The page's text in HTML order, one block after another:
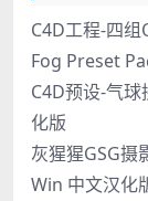
C4D工程-四
Fog Preset
C4D预设-气
化版
灰猩猩GSG
Win 中文汉化